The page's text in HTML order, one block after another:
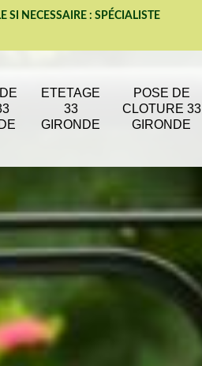
SI NECESSAIRE : SPÉCIALISTE
ETETAGE
33
GIRONDE
POSE DE
CLOTURE 33
GIRONDE